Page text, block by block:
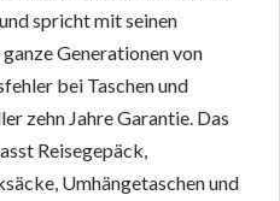
spricht mit seinen
Generationen von
bei Taschen und
zehn Jahre Garantie. Das
Reisegepäck,
Umhängetaschen und